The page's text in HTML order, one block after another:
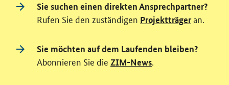
Sie suchen einen direkten Ansprechpartner?
Rufen Sie den zuständigen Projektträgeran.
Sie möchten auf dem Laufenden bleiben?
Abonnieren Sie die ZIM-News.